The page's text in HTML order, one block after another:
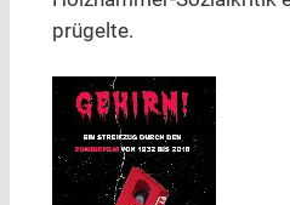
prügelte.